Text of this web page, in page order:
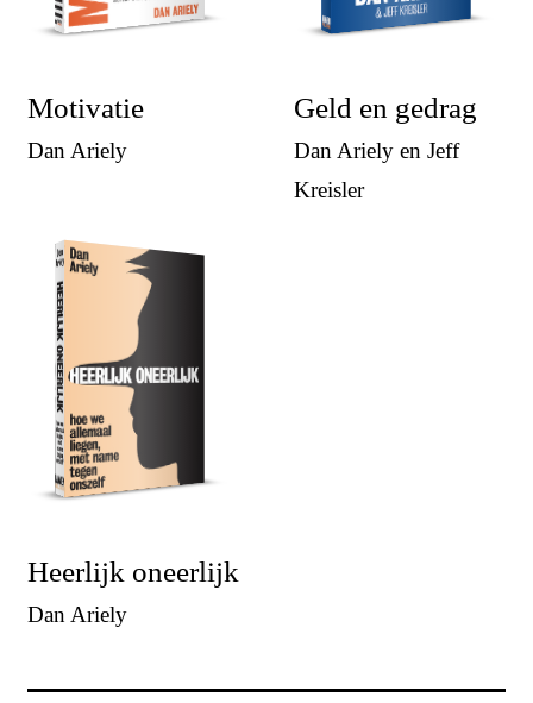
Motivatie
Dan Ariely
Geld en gedrag
Dan Ariely en Jeff
Kreisler
Heerlijk oneerlijk
Dan Ariely